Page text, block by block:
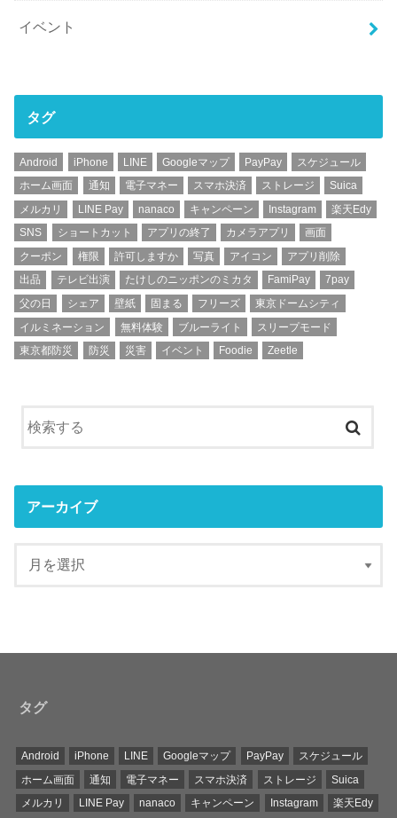
イベント
タグ
Android iPhone LINE Googleマップ PayPay
スケジュール
ホーム画面
通知 電子マネー スマホ決済 ストレージ
Suica
メルカリ
LINE Pay nanaco キャンペーン Instagram
楽天Edy
SNS
ショートカット アプリの終了 カメラアプリ
画面
クーポン
権限 許可しますか 写真 アイコン
アプリ削除
出品
テレビ出演 たけしのニッポンのミカタ FamiPay
7pay
父の日
シェア 壁紙 固まる フリーズ
東京ドームシティ
イルミネーション
無料体験 ブルーライト
スリープモード
東京都防災
防災 災害 イベント Foodie Zeetle
アーカイブ
タグ
Android iPhone LINE Googleマップ PayPay
スケジュール
ホーム画面
通知 電子マネー スマホ決済 ストレージ
Suica
メルカリ
LINE Pay nanaco キャンペーン Instagram
楽天Edy